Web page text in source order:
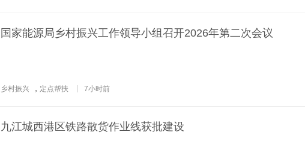
国家能源局乡村振兴工作领导小组召开2026年第二次会议
乡村振兴 ， 定点帮扶 7小时前
九江城西港区铁路散货作业线获批建设